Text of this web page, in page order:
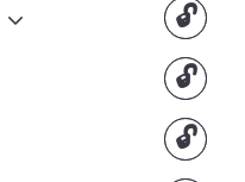
🔓
🔓
🔓